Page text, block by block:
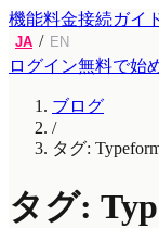
機能料金接続ガイ
JA / EN
ログイン無料で始
ブログ
/
タグ:
タグ: